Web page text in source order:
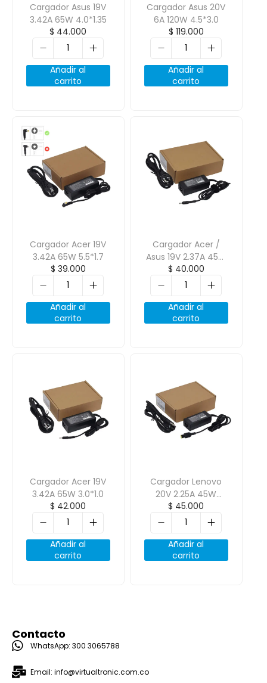
Cargador Asus 19V
3.42A 65W 4.0*1.35
$ 44.000
Añadir al
carrito
Cargador Asus 20V
6A 120W 4.5*3.0
$ 119.000
Añadir al
carrito
Cargador Acer 19V
3.42A 65W 5.5*1.7
$ 39.000
Añadir al
carrito
Cargador Acer /
Asus 19V 2.37A 45W
3.0*1.0
$ 40.000
Añadir al
carrito
Cargador Acer 19V
3.42A 65W 3.0*1.0
$ 42.000
Añadir al
carrito
Cargador Lenovo
20V 2.25A 45W
Punta Cuadrada
$ 45.000
Añadir al
carrito
Contacto
WhatsApp: 300 3065788
Email: info@virtualtronic.com.co